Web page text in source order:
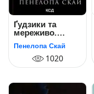
Ґудзики та
мереживо.
Книга 1
(Гудзики)
Пенелопа Скай
1020